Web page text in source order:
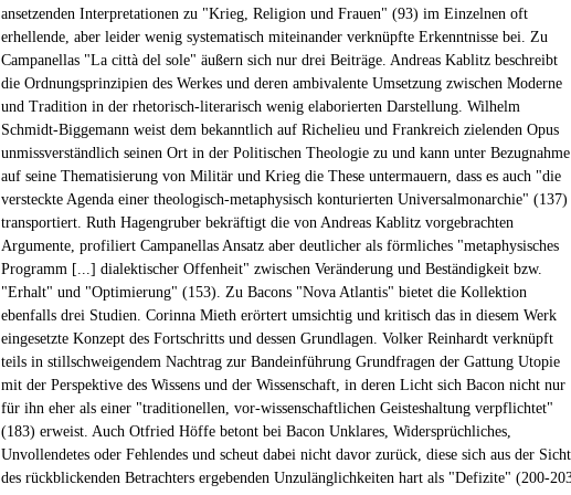
ansetzenden Interpretationen zu "Krieg, Religion und Frauen" (93) im Einzelnen oft
erhellende, aber leider wenig systematisch miteinander verknüpfte Erkenntnisse bei. Zu
Campanellas "La città del sole" äußern sich nur drei Beiträge. Andreas Kablitz beschreibt
die Ordnungsprinzipien des Werkes und deren ambivalente Umsetzung zwischen Moderne
und Tradition in der rhetorisch-literarisch wenig elaborierten Darstellung. Wilhelm
Schmidt-Biggemann weist dem bekanntlich auf Richelieu und Frankreich zielenden Opus
unmissverständlich seinen Ort in der Politischen Theologie zu und kann unter Bezugnahme
auf seine Thematisierung von Militär und Krieg die These untermauern, dass es auch "die
versteckte Agenda einer theologisch-metaphysisch konturierten Universalmonarchie" (137)
transportiert. Ruth Hagengruber bekräftigt die von Andreas Kablitz vorgebrachten
Argumente, profiliert Campanellas Ansatz aber deutlicher als förmliches "metaphysisches
Programm [...] dialektischer Offenheit" zwischen Veränderung und Beständigkeit bzw.
"Erhalt" und "Optimierung" (153). Zu Bacons "Nova Atlantis" bietet die Kollektion
ebenfalls drei Studien. Corinna Mieth erörtert umsichtig und kritisch das in diesem Werk
eingesetzte Konzept des Fortschritts und dessen Grundlagen. Volker Reinhardt verknüpft
teils in stillschweigendem Nachtrag zur Bandeinführung Grundfragen der Gattung Utopie
mit der Perspektive des Wissens und der Wissenschaft, in deren Licht sich Bacon nicht nur
für ihn eher als einer "traditionellen, vor-wissenschaftlichen Geisteshaltung verpflichtet"
(183) erweist. Auch Otfried Höffe betont bei Bacon Unklares, Widersprüchliches,
Unvollendetes oder Fehlendes und scheut dabei nicht davor zurück, diese sich aus der Sicht
des rückblickenden Betrachters ergebenden Unzulänglichkeiten hart als "Defizite" (200-